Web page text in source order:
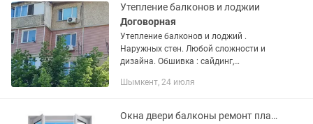
Утепление балконов и лоджии
Договорная
Утепление балконов и лоджий .
Наружных стен. Любой сложности и
дизайна. Обшивка : сайдинг,
пластик,гипсокартон. Утепление:
Пластиковые...
Шымкент, 24 июля
Окна двери балконы ремонт пластиковых алюминиевых изделий сборка установка